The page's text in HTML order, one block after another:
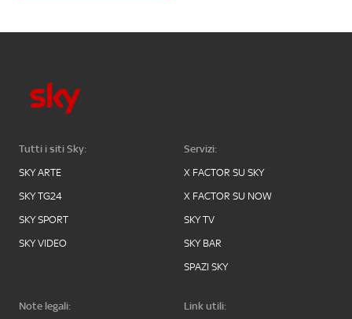
Tutti i siti Sky:
SKY ARTE
SKY TG24
SKY SPORT
SKY VIDEO
Servizi:
X FACTOR SU SKY
X FACTOR SU NOW
SKY TV
SKY BAR
SPAZI SKY
Note legali:
Link utili: